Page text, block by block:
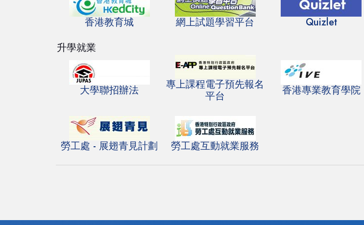
香港教育城 網上試題學習平台 Quizlet
升學就業
大學聯招辦法
專上課程電子預先報名
平台
香港專業教育學院
勞工處 - 展翅青見計劃 勞工處互動就業服務